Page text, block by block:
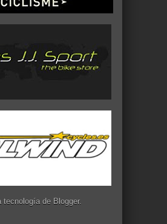
tecnología de Blogger.